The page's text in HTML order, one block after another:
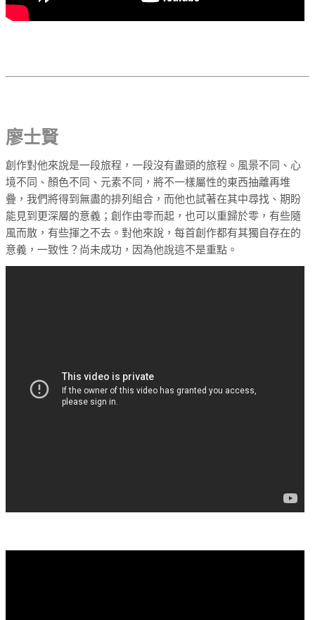
廖士賢
創作對他來說是一段旅程，一段沒有盡頭的旅程。風景不同、心
境不同、顏色不同、元素不同，將不一樣屬性的東西抽離再堆
疊，我們將得到無盡的排列組合，而他也試著在其中尋找、期盼
能見到更深層的意義；創作由零而起，也可以重歸於零，有些隨
風而散，有些揮之不去。對他來說，每首創作都有其獨自存在的
意義，一致性？尚未成功，因為他說這不是重點。